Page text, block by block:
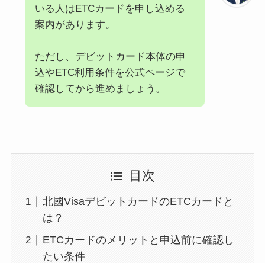
いる人はETCカードを申し込める
案内があります。
ただし、デビットカード本体の申
込やETC利用条件を公式ページで
確認してから進めましょう。
目次
北國VisaデビットカードのETCカードと
は？
ETCカードのメリットと申込前に確認し
たい条件